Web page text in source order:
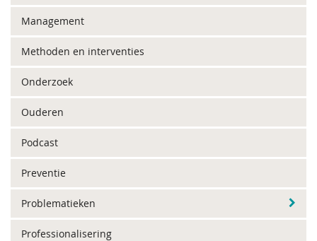
Management
Methoden en interventies
Onderzoek
Ouderen
Podcast
Preventie
Problematieken
Professionalisering